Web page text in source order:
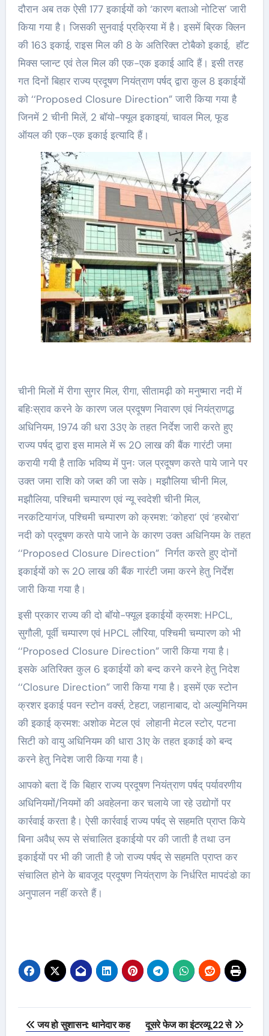
दौरान अब तक ऐसी 177 इकाईयों को ‘कारण बताओ नोटिस’ जारी
किया गया है। जिसकी सुनवाई प्रक्रिया में है। इसमें ब्रिक क्लिन
की 163 इकाई, राइस मिल की 8 के अतिरिक्त टोबैको इकाई, हॉट
मिक्स प्लान्ट एवं तेल मिल की एक-एक इकाई आदि हैं। इसी तरह
गत दिनों बिहार राज्य प्रदूषण नियंत्राण पर्षद् द्वारा कुल 8 इकाईयों
को ‘‘Proposed Closure Direction” जारी किया गया है
जिनमें 2 चीनी मिलें, 2 बॉयो-फ्यूल इकाइयां, चावल मिल, फूड
ऑयल की एक-एक इकाई इत्यादि हैं।
चीनी मिलों में रीगा सुगर मिल, रीगा, सीतामढ़ी को मनुष्मारा नदी में
बहिःस्राव करने के कारण जल प्रदूषण निवारण एवं नियंत्राणद्ध
अधिनियम, 1974 की धरा 33ए के तहत निर्देश जारी करते हुए
राज्य पर्षद् द्वारा इस मामले में रू 20 लाख की बैंक गारंटी जमा
करायी गयी है ताकि भविष्य में पुनः जल प्रदूषण करते पाये जाने पर
उक्त जमा राशि को जब्त की जा सके। मझौलिया चीनी मिल,
मझौलिया, पश्चिमी चम्पारण एवं न्यू स्वदेशी चीनी मिल,
नरकटियागंज, पश्चिमी चम्पारण को क्रमश: ‘कोहरा’ एवं ‘हरबोरा’
नदी को प्रदूषण करते पाये जाने के कारण उक्त अधिनियम के तहत
‘‘Proposed Closure Direction” निर्गत करते हुए दोनों
इकाईयों को रू 20 लाख की बैंक गारंटी जमा करने हेतु निर्देश
जारी किया गया है।
इसी प्रकार राज्य की दो बॉयो-फ्यूल इकाईयों क्रमश: HPCL,
सुगौली, पूर्वी चम्पारण एवं HPCL लौरिया, पश्चिमी चम्पारण को भी
‘‘Proposed Closure Direction” जारी किया गया है।
इसके अतिरिक्त कुल 6 इकाईयों को बन्द करने करने हेतु निदेश
‘‘Closure Direction” जारी किया गया है। इसमें एक स्टोन
क्रशर इकाई पवन स्टोन वर्क्स, टेहटा, जहानाबाद, दो अल्युमिनियम
की इकाई क्रमश: अशोक मेटल एवं लोहानी मेटल स्टोर, पटना
सिटी को वायु अधिनियम की धारा 31ए के तहत इकाई को बन्द
करने हेतु निदेश जारी किया गया है।
आपको बता दें कि बिहार राज्य प्रदूषण नियंत्राण पर्षद् पर्यावरणीय
अधिनियमों/नियमों की अवहेलना कर चलाये जा रहे उद्योगों पर
कार्रवाई करता है। ऐसी कार्रवाई राज्य पर्षद् से सहमति प्राप्त किये
बिना अवैध् रूप से संचालित इकाईयो पर की जाती है तथा उन
इकाईयों पर भी की जाती है जो राज्य पर्षद् से सहमति प्राप्त कर
संचालित होने के बावजूद प्रदूषण नियंत्राण के निर्धरित मापदंडो का
अनुपालन नहीं करते हैं।
Post
जय हो सुशासन: थानेदार कह दूसरे फेज का इंटरव्यू 22 से